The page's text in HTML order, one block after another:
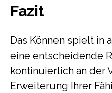
Fazit
Das Können spielt in
eine entscheidende
kontinuierlich an der
Erweiterung Ihrer